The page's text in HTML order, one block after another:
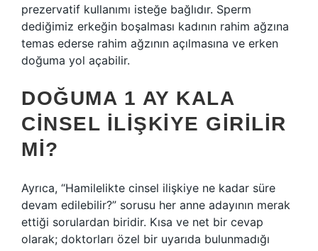
prezervatif kullanımı isteğe bağlıdır. Sperm
dediğimiz erkeğin boşalması kadının rahim ağzına
temas ederse rahim ağzının açılmasına ve erken
doğuma yol açabilir.
DOĞUMA 1 AY KALA
CINSEL ILIŞKIYE GIRILIR
MI?
Ayrıca, “Hamilelikte cinsel ilişkiye ne kadar süre
devam edilebilir?” sorusu her anne adayının merak
ettiği sorulardan biridir. Kısa ve net bir cevap
olarak; doktorları özel bir uyarıda bulunmadığı